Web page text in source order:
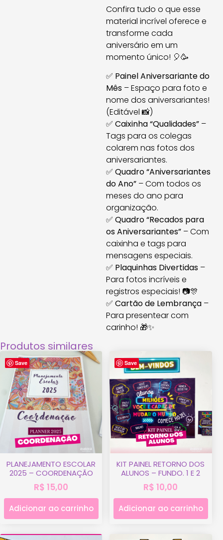
Confira tudo o que esse
material incrível oferece e
transforme cada
aniversário em um
momento único! 🎈🥳
✅ Painel Aniversariante do
Mês– Espaço para foto e
nome dos aniversariantes!
(Editável 📸)
✅ Caixinha “Qualidades”–
Tags para os colegas
colarem nas fotos dos
aniversariantes.
✅ Quadro “Aniversariantes
do Ano”– Com todos os
meses do ano para
organização.
✅ Quadro “Recados para
os Aniversariantes”– Com
caixinha e tags para
mensagens especiais.
✅ Plaquinhas Divertidas–
Para fotos incríveis e
registros especiais! 📷🎊
✅ Cartão de Lembrança–
Para presentear com
carinho! 🎁✨
Produtos similares
Save
PLANEJAMENTO ESCOLAR
2025 – COORDENAÇÃO
R$ 15,00
Adicionar ao carrinho
Save
KIT PAINEL RETORNO DOS
ALUNOS – FUNDO. 1 E 2
R$ 10,00
Adicionar ao carrinho